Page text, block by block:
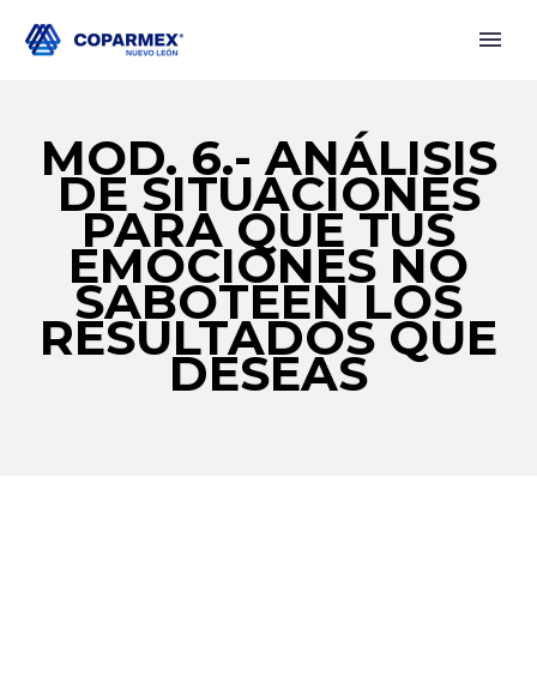
MOD. 6.- ANÁLISIS
DE SITUACIONES
PARA QUE TUS
EMOCIONES NO
SABOTEEN LOS
RESULTADOS QUE
DESEAS